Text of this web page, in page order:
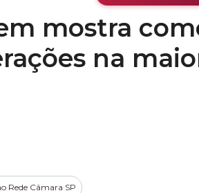
mostra
na
Rede Câmara SP